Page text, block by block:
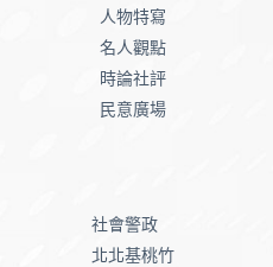
人物特寫
名人觀點
時論社評
民意廣場
社會警政
北北基桃竹